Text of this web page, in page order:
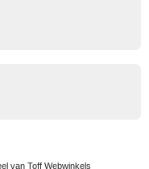
van Toff Webwinkels